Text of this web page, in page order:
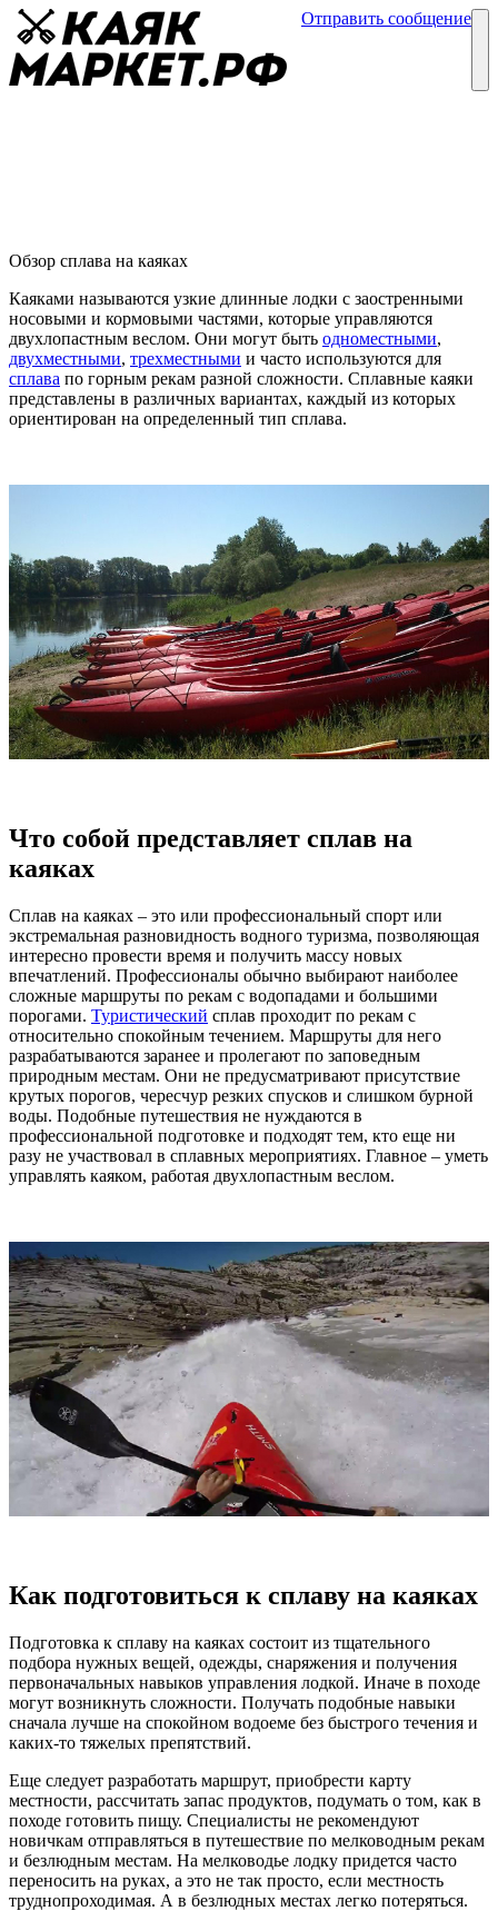
Отправить сообщение
Обзор сплава на каяках
Каяками называются узкие длинные лодки с заостренными
носовыми и кормовыми частями, которые управляются
двухлопастным веслом. Они могут быть одноместными,
двухместными, трехместными и часто используются для
сплава по горным рекам разной сложности. Сплавные каяки
представлены в различных вариантах, каждый из которых
ориентирован на определенный тип сплава.
Что собой представляет сплав на
каяках
Сплав на каяках – это или профессиональный спорт или
экстремальная разновидность водного туризма, позволяющая
интересно провести время и получить массу новых
впечатлений. Профессионалы обычно выбирают наиболее
сложные маршруты по рекам с водопадами и большими
порогами. Туристический сплав проходит по рекам с
относительно спокойным течением. Маршруты для него
разрабатываются заранее и пролегают по заповедным
природным местам. Они не предусматривают присутствие
крутых порогов, чересчур резких спусков и слишком бурной
воды. Подобные путешествия не нуждаются в
профессиональной подготовке и подходят тем, кто еще ни
разу не участвовал в сплавных мероприятиях. Главное – уметь
управлять каяком, работая двухлопастным веслом.
Как подготовиться к сплаву на каяках
Подготовка к сплаву на каяках состоит из тщательного
подбора нужных вещей, одежды, снаряжения и получения
первоначальных навыков управления лодкой. Иначе в походе
могут возникнуть сложности. Получать подобные навыки
сначала лучше на спокойном водоеме без быстрого течения и
каких-то тяжелых препятствий.
Еще следует разработать маршрут, приобрести карту
местности, рассчитать запас продуктов, подумать о том, как в
походе готовить пищу. Специалисты не рекомендуют
новичкам отправляться в путешествие по мелководным рекам
и безлюдным местам. На мелководье лодку придется часто
переносить на руках, а это не так просто, если местность
труднопроходимая. А в безлюдных местах легко потеряться.